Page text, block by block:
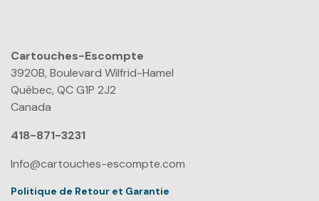
Cartouches-Escompte
3920B, Boulevard Wilfrid-Hamel
Québec, QC G1P 2J2
Canada
418-871-3231
Info@cartouches-escompte.com
Politique de Retour et Garantie